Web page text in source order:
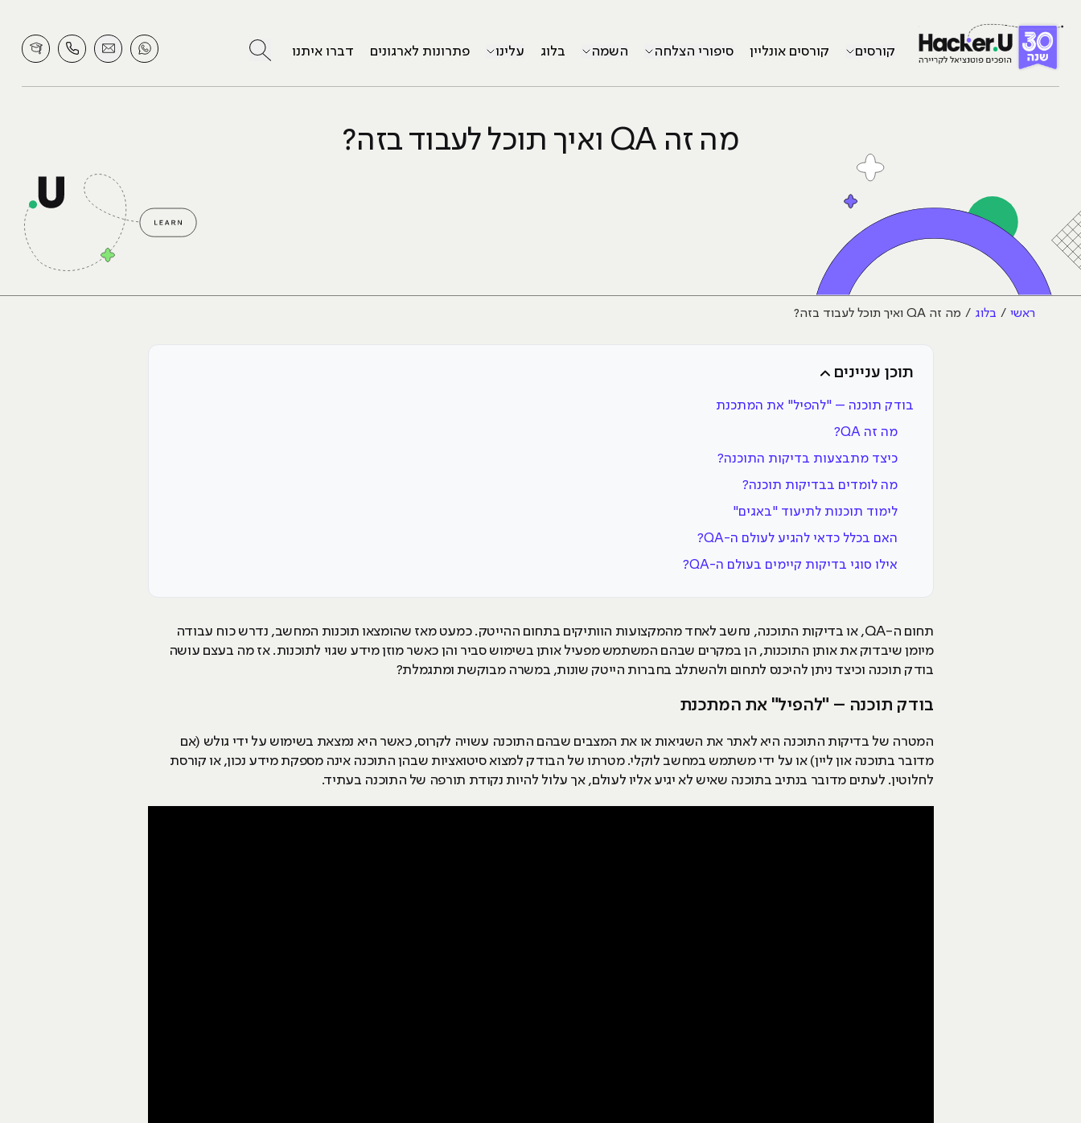
קורסים קורסים אונליין סיפורי הצלחה השמה בלוג עלינו פתרונות לארגונים דברו איתנו לחץ לחיפוש
מה זה QA ואיך תוכל לעבוד בזה?
ראשי בלוג מה זה QA ואיך תוכל לעבוד בזה?
תוכן עניינים
בודק תוכנה – "להפיל" את המתכנת
מה זה QA?
כיצד מתבצעות בדיקות התוכנה?
מה לומדים בבדיקות תוכנה?
לימוד תוכנות לתיעוד "באגים"
האם בכלל כדאי להגיע לעולם ה-QA?
אילו סוגי בדיקות קיימים בעולם ה-QA?
תחום ה-QA, או בדיקות התוכנה, נחשב לאחד מהמקצועות הוותיקים בתחום ההייטק. כמעט מאז שהומצאו תוכנות המחשב, נדרש כוח עבודה
מיומן שיבדוק את אותן התוכנות, הן במקרים שבהם המשתמש מפעיל אותן בשימוש סביר והן כאשר מוזן מידע שגוי לתוכנות. אז מה בעצם עושה
בודק תוכנה וכיצד ניתן להיכנס לתחום ולהשתלב בחברות הייטק שונות, במשרה מבוקשת ומתגמלת?
בודק תוכנה – "להפיל" את המתכנת
המטרה של בדיקות התוכנה היא לאתר את השגיאות או את המצבים שבהם התוכנה עשויה לקרוס, כאשר היא נמצאת בשימוש על ידי גולש (אם
מדובר בתוכנה און ליין) או על ידי משתמש במחשב לוקלי. מטרתו של הבודק למצוא סיטואציות שבהן התוכנה אינה מספקת מידע נכון, או קורסת
לחלוטין. לעתים מדובר בנתיב בתוכנה שאיש לא יגיע אליו לעולם, אך עלול להיות נקודת תורפה של התוכנה בעתיד.